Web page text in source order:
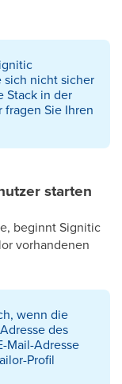
sich nicht sicher
Stack in der
Sie Ihren
starten
beginnt Signitic
vorhandenen
wenn die
des
Mail-Adresse
Profil